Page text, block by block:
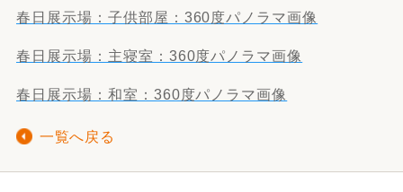
春日展示場：子供部屋：360度パノラマ画像
春日展示場：主寝室：360度パノラマ画像
春日展示場：和室：360度パノラマ画像
一覧へ戻る